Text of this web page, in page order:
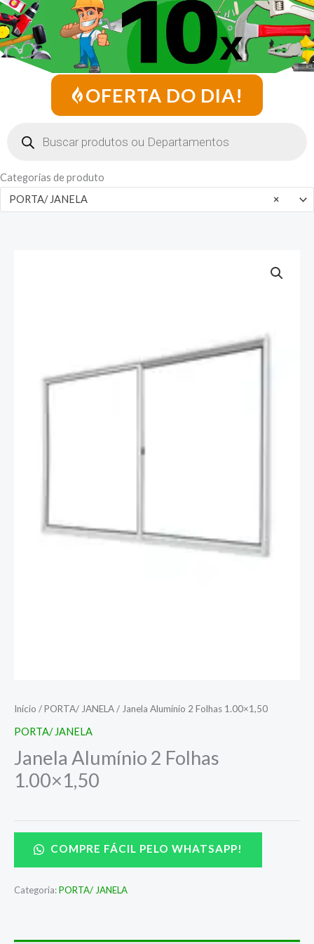
OFERTA DO DIA!
Categorias de produto
×
PORTA/ JANELA
Início /PORTA/ JANELA/ Janela Alumínio 2 Folhas 1.00×1,50
PORTA/ JANELA
Janela Alumínio 2 Folhas
1.00×1,50
COMPRE FÁCIL PELO WHATSAPP!
Categoria:PORTA/ JANELA